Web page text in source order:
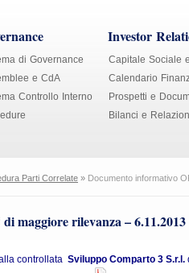
di Governance
e CdA
Controllo Interno
Investor
Capitale Sociale
Calendario
Prospetti e
Bilanci e
Parti Correlate » Documento informativo
maggiore rilevanza – 6.11.2013
controllata Sviluppo Comparto 3 S.r.l.